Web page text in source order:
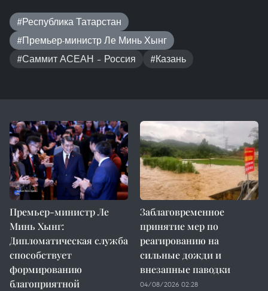
#Республика Татарстан
#Премьер-министр Ле Минь Хынг
#Саммит АСЕАН – Россия
#Казань
Премьер-министр Ле
Минь Хынг:
Дипломатическая служба
способствует
формированию
благоприятной
Заблаговременное
принятие мер по
реагированию на
сильные дожди и
внезапные паводки
04/08/2026 02:28